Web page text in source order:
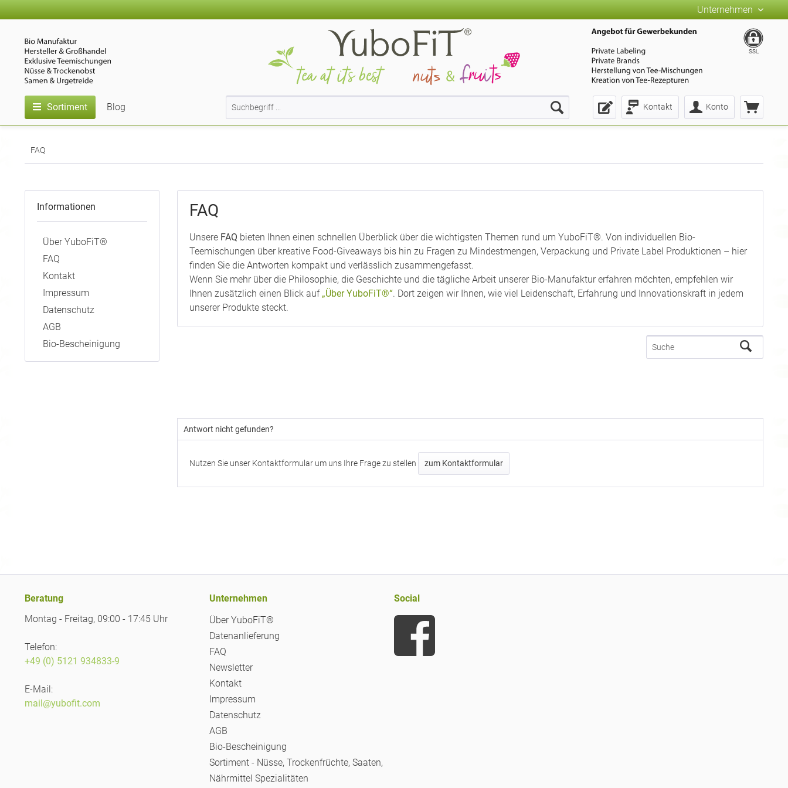
Unternehmen
Kontakt Konto
SSL
Sortiment Blog
FAQ
Informationen
Über YuboFiT®
FAQ
Kontakt
Impressum
Datenschutz
AGB
Bio-Bescheinigung
FAQ
Unsere FAQ bieten Ihnen einen schnellen Überblick über die wichtigsten Themen rund um YuboFiT®. Von individuellen Bio-
Teemischungen über kreative Food-Giveaways bis hin zu Fragen zu Mindestmengen, Verpackung und Private Label Produktionen – hier
finden Sie die Antworten kompakt und verlässlich zusammengefasst.
Wenn Sie mehr über die Philosophie, die Geschichte und die tägliche Arbeit unserer Bio-Manufaktur erfahren möchten, empfehlen wir
Ihnen zusätzlich einen Blick auf „Über YuboFiT®“. Dort zeigen wir Ihnen, wie viel Leidenschaft, Erfahrung und Innovationskraft in jedem
unserer Produkte steckt.
Antwort nicht gefunden?
Nutzen Sie unser Kontaktformular um uns Ihre Frage zu stellen zum Kontaktformular
Beratung
Montag - Freitag, 09:00 - 17:45 Uhr
Telefon:
+49 (0) 5121 934833-9
E-Mail:
mail@yubofit.com
Unternehmen
Über YuboFiT®
Datenanlieferung
FAQ
Newsletter
Kontakt
Impressum
Datenschutz
AGB
Bio-Bescheinigung
Sortiment - Nüsse, Trockenfrüchte, Saaten,
Nährmittel Spezialitäten
Social